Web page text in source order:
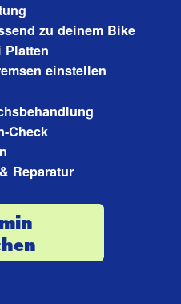
zu deinem Bike
Platten
einstellen
Check
Reparatur